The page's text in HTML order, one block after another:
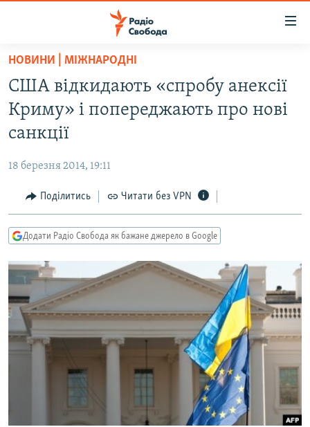
Перейти
основного
матеріалу
Перейти
до
основної
навігації
Перейти
до
пошуку
ВСЕ ЗА ДОБУ
СТАТТІ
ЕКОНОМІКА
СУСПІЛЬСТВО
УКРАЇНА
СВІТ
РОСІЙСЬКА «ФІЛЬТРАЦІЯ»
ДОНБАС.РЕАЛІЇ
ТИ ЯК?
СХЕМИ
КИТАЙ.ВИКЛИКИ
МУЛЬТИМЕДІА
ФОТО
СПЕЦПРОЄКТИ
НОВИНИ | МІЖНАРОДНІ
США відкидають «спробу анексії
Криму» і попереджають про нові
санкції
18 березня 2014, 19:11
Поділитись Читати без VPN
Додати Радіо Свобода як бажане джерело в Google